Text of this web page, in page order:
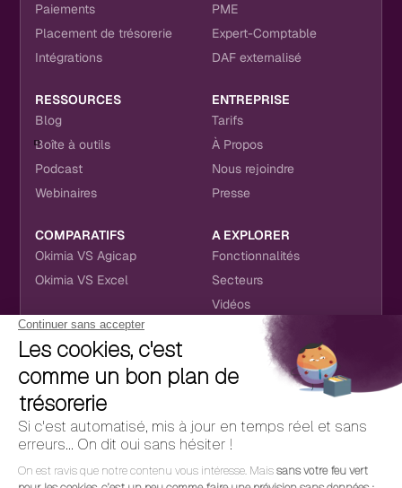
Paiements
Placement de trésorerie
Intégrations
PME
Expert-Comptable
DAF externalisé
RESSOURCES
Blog
Boîte à outils
Podcast
Webinaires
ENTREPRISE
Tarifs
À Propos
Nous rejoindre
Presse
COMPARATIFS
Okimia VS Agicap
Okimia VS Excel
A EXPLORER
Fonctionnalités
Secteurs
Vidéos
NOUS RETROUVER
CONTACT
hello@okimia.com
01 76 50 33 88
RÉSEAUX SOCIAUX
Youtube
Instagram